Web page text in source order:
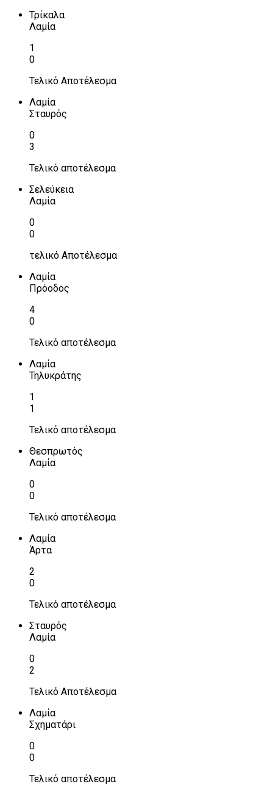
Τρίκαλα
Λαμία
1
0
Τελικό Αποτέλεσμα
Λαμία
Σταυρός
0
3
Τελικό αποτέλεσμα
Σελεύκεια
Λαμία
0
0
τελικό Αποτέλεσμα
Λαμία
Πρόοδος
4
0
Τελικό αποτέλεσμα
Λαμία
Τηλυκράτης
1
1
Τελικό αποτέλεσμα
Θεσπρωτός
Λαμία
0
0
Τελικό αποτέλεσμα
Λαμία
Άρτα
2
0
Τελικό αποτέλεσμα
Σταυρός
Λαμία
0
2
Τελικό Αποτέλεσμα
Λαμία
Σχηματάρι
0
0
Τελικό αποτέλεσμα